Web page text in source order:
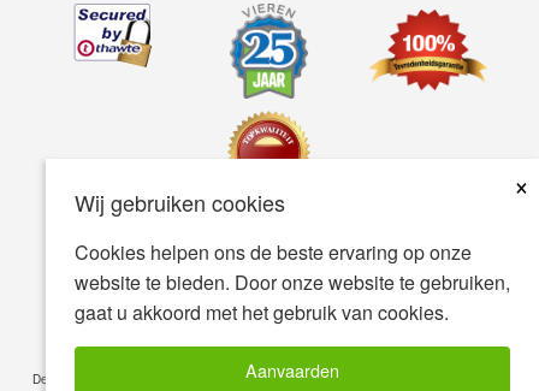
Wij gebruiken cookies
×
Cookies helpen ons de beste ervaring op onze
website te bieden. Door onze website te gebruiken,
gaat u akkoord met het gebruik van cookies.
Aanvaarden
Toegankelijkheid Gebruiksvoorwaarden Privacybeleid
Veiligheidsbeleid
© Copyright 2001-2026 BIOVEA. Alle Rechten Voorbehouden.
De informatie op deze site is uitsluitend bedoeld voor uw algemene kennis en is geen